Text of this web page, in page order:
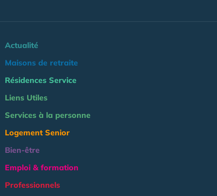
Actualité
Maisons de retraite
Résidences Service
Liens Utiles
Services à la personne
Logement Senior
Bien-être
Emploi & formation
Professionnels